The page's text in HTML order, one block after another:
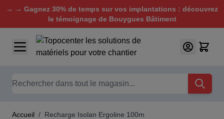
→ → Gagnez 30% de temps sur vos implantations : découvrez
le témoignage de Bouygues Bâtiment
Aller au contenu
Chercher
Accueil / Recharge Isolan Ergoline 100m